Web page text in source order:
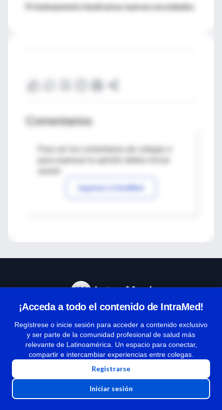
Próximamente tendremos nuevas novedades.
Comentarios
Para ver los comentarios de colegas o
Ingresar a IntraMed
¡Acceda a todo el contenido de IntraMed!
Regístrese o inicie sesión para acceder a contenido exclusivo
y ser parte de la comunidad profesional de salud más
relevante de Latinoamérica. Un espacio para conectar,
compartir e intercambiar experiencias entre colegas.
Registrarse
Iniciar sesión
Términos y condiciones
| Políticas de privacidad
| Todos los derechos reservados | Copyright 1997-2026